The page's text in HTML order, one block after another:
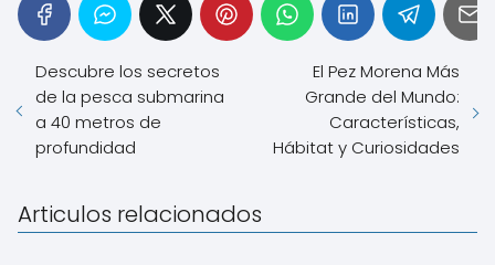
Descubre los secretos
de la pesca submarina
a 40 metros de
profundidad
El Pez Morena Más
Grande del Mundo:
Características,
Hábitat y Curiosidades
Articulos relacionados